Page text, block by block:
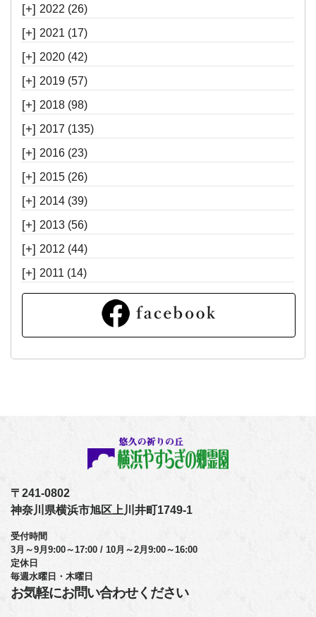
[+] 2022 (26)
[+] 2021 (17)
[+] 2020 (42)
[+] 2019 (57)
[+] 2018 (98)
[+] 2017 (135)
[+] 2016 (23)
[+] 2015 (26)
[+] 2014 (39)
[+] 2013 (56)
[+] 2012 (44)
[+] 2011 (14)
〒241-0802
神奈川県横浜市旭区上川井町1749-1
受付時間
3月～9月9:00～17:00 / 10月～2月9:00～16:00
定休日
毎週水曜日・木曜日
お気軽にお問い合わせください